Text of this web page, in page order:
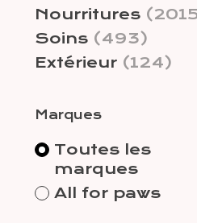
Nourritures
Soins (493)
Extérieur (124)
Marques
Toutes les
marques
All for paws